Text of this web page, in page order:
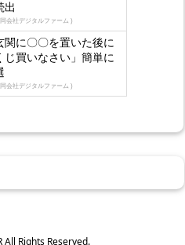
出
会社デジタルファーム )
関に〇〇を置いた後に
じ買いなさい」簡単に
会社デジタルファーム )
All Rights Reserved.